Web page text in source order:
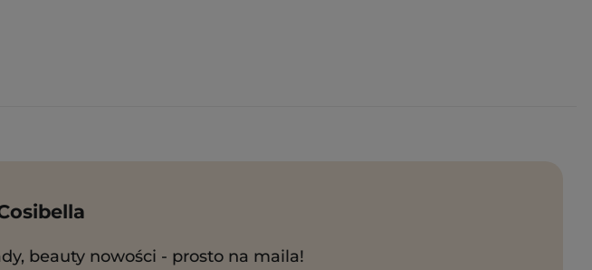
beauty nowości - prosto na maila!